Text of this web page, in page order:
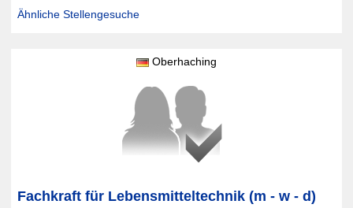
Ähnliche Stellengesuche
Oberhaching
Fachkraft für Lebensmitteltechnik (m - w - d)